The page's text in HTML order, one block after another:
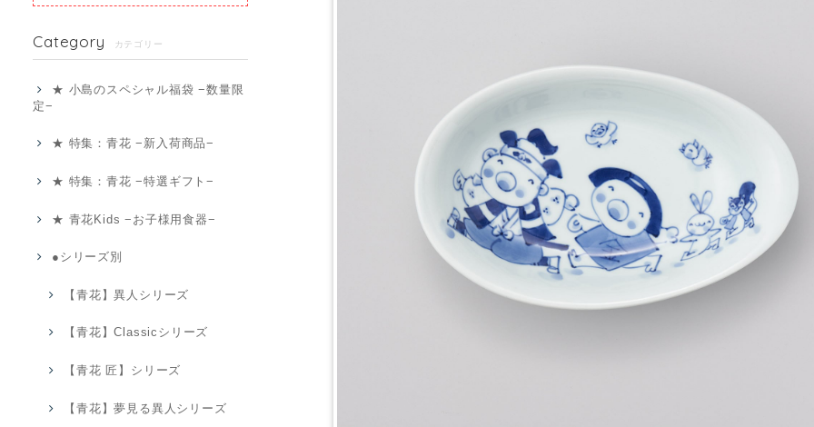
Category カテゴリー
★ 小島のスペシャル福袋 −数量限
定−
★ 特集：青花 −新入荷商品−
★ 特集：青花 −特選ギフト−
★ 青花Kids −お子様用食器−
●シリーズ別
【青花】異人シリーズ
【青花】Classicシリーズ
【青花 匠】シリーズ
【青花】夢見る異人シリーズ